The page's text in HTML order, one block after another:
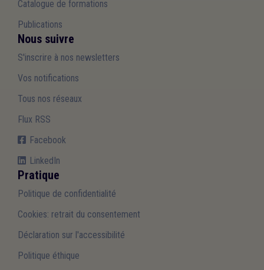
Catalogue de formations
Publications
Nous suivre
S'inscrire à nos newsletters
Vos notifications
Tous nos réseaux
Flux RSS
Facebook
LinkedIn
Pratique
Politique de confidentialité
Cookies: retrait du consentement
Déclaration sur l'accessibilité
Politique éthique